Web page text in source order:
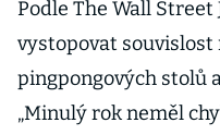
Podle The Wall Street
vystopovat
pingpongových stolů
„Minulý rok neměl